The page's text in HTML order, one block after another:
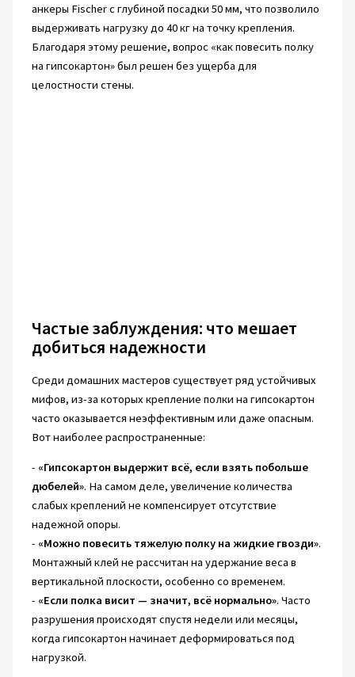
анкеры Fischer с глубиной посадки 50 мм, что позволило
выдерживать нагрузку до 40 кг на точку крепления.
Благодаря этому решение, вопрос «как повесить полку
на гипсокартон» был решен без ущерба для
целостности стены.
Частые заблуждения: что мешает
добиться надежности
Среди домашних мастеров существует ряд устойчивых
мифов, из-за которых крепление полки на гипсокартон
часто оказывается неэффективным или даже опасным.
Вот наиболее распространенные:
- «Гипсокартон выдержит всё, если взять побольше
дюбелей». На самом деле, увеличение количества
слабых креплений не компенсирует отсутствие
надежной опоры.
- «Можно повесить тяжелую полку на жидкие гвозди».
Монтажный клей не рассчитан на удержание веса в
вертикальной плоскости, особенно со временем.
- «Если полка висит — значит, всё нормально». Часто
разрушения происходят спустя недели или месяцы,
когда гипсокартон начинает деформироваться под
нагрузкой.